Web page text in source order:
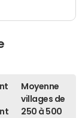
Moyenne
villages de
250 à 500